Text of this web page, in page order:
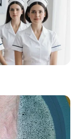
di berbagai film,
serupa, yaitu Kim
sekarang.